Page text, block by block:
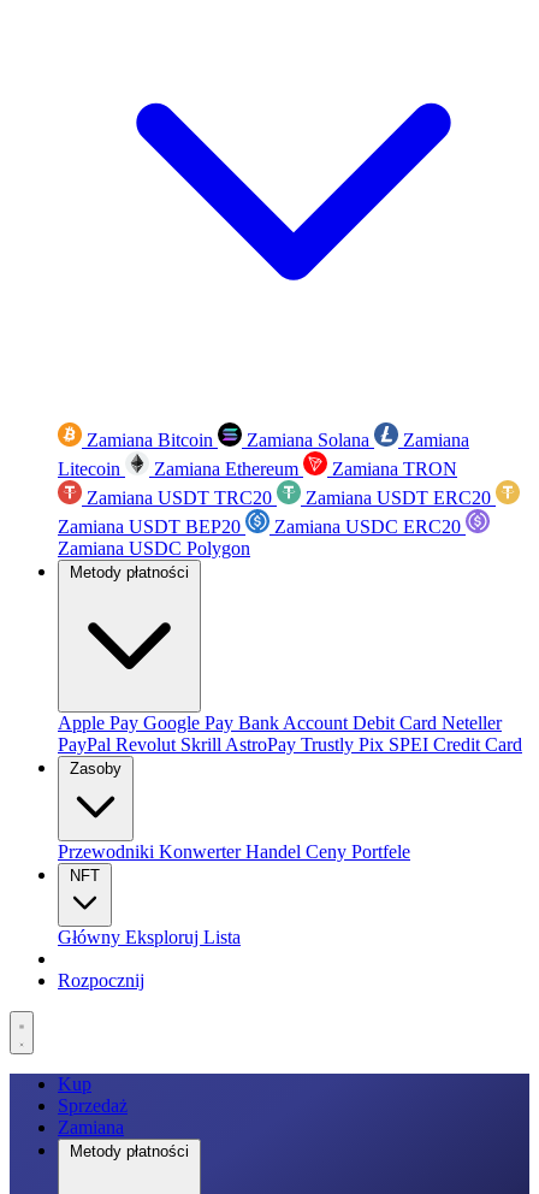
Zamiana Bitcoin Zamiana Solana
Zamiana
Litecoin
Zamiana Ethereum
Zamiana TRON
Zamiana USDT TRC20
Zamiana USDT ERC20
Zamiana USDT BEP20
Zamiana USDC ERC20
Zamiana USDC Polygon
Metody płatności
Apple Pay Google Pay Bank Account Debit Card Neteller
PayPal Revolut Skrill AstroPay Trustly Pix SPEI Credit Card
Zasoby
Przewodniki KonwerterHandel Ceny Portfele
NFT
Główny Eksploruj Lista
Rozpocznij
Kup
Sprzedaż
Zamiana
Metody płatności